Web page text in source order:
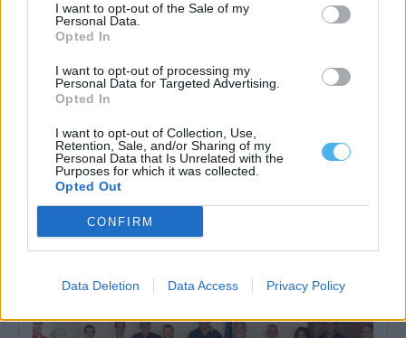
I want to opt-out of the Sale of my
Personal Data.
Opted In
I want to opt-out of processing my
Personal Data for Targeted Advertising.
Opted In
I want to opt-out of Collection, Use,
Retention, Sale, and/or Sharing of my
Personal Data that Is Unrelated with the
Purposes for which it was collected.
Opted Out
CONFIRM
Data Deletion Data Access Privacy Policy
Zona dos Mármores e Alqueva «tem todas as condições para
receber» a Grande Área de Acolhimento Empresarial do
Alentejo
A Zona dos Mármores e Alqueva «tem todas as condições para
receber» a Grande...
5 Agosto, 2026 - 17:10